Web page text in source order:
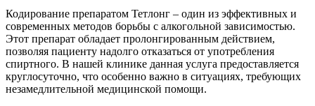
Кодирование препаратом Тетлонг – один из эффективных и
современных методов борьбы с алкогольной зависимостью.
Этот препарат обладает пролонгированным действием,
позволяя пациенту надолго отказаться от употребления
спиртного. В нашей клинике данная услуга предоставляется
круглосуточно, что особенно важно в ситуациях, требующих
незамедлительной медицинской помощи.